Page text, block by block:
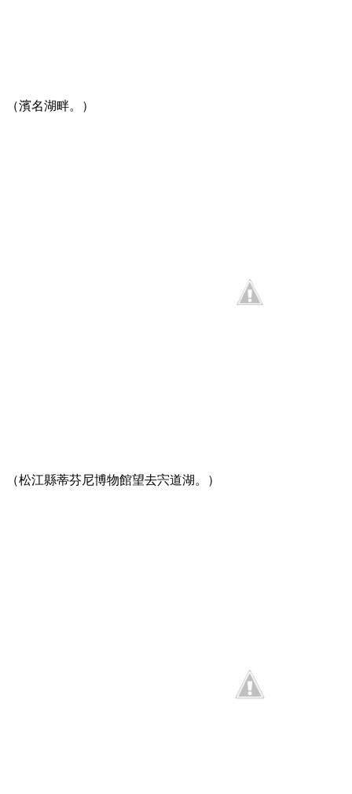
（濱名湖畔。）
（松江縣蒂芬尼博物館望去宍道湖。）